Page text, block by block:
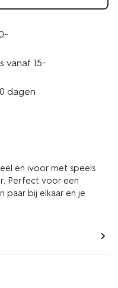
vanaf 15.-
dagen
en ivoor met speels
Perfect voor een
paar bij elkaar en je